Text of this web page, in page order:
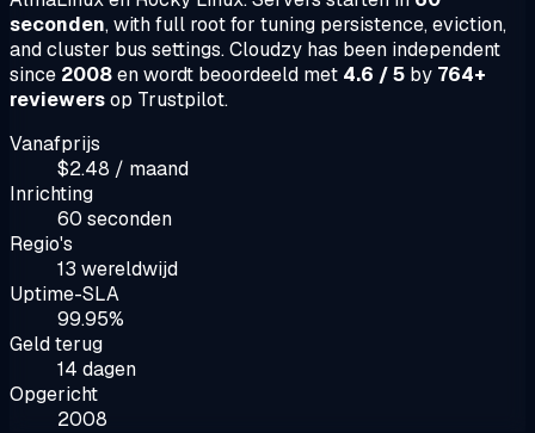
seconden, with full root for tuning persistence, eviction,
and cluster bus settings. Cloudzy has been independent
since 2008en wordt beoordeeld met 4.6 / 5 by 764+
reviewersop Trustpilot.
Vanafprijs
$2.48 / maand
Inrichting
60 seconden
Regio's
13 wereldwijd
Uptime-SLA
99.95%
Geld terug
14 dagen
Opgericht
2008